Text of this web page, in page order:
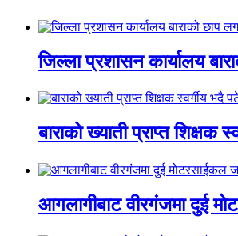
जिल्ला प्रशासन कार्यालय
बाराको ख्याती प्राप्त
आगलागीबाट वीरगंजमा दुई